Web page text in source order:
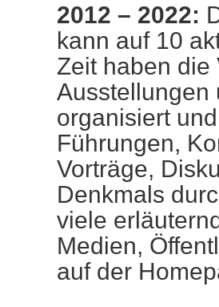
2012 – 2022:
kann auf 10
Zeit haben die
Ausstellungen
organisiert
Führungen,
Vorträge,
Denkmals
viele
Medien,
auf der